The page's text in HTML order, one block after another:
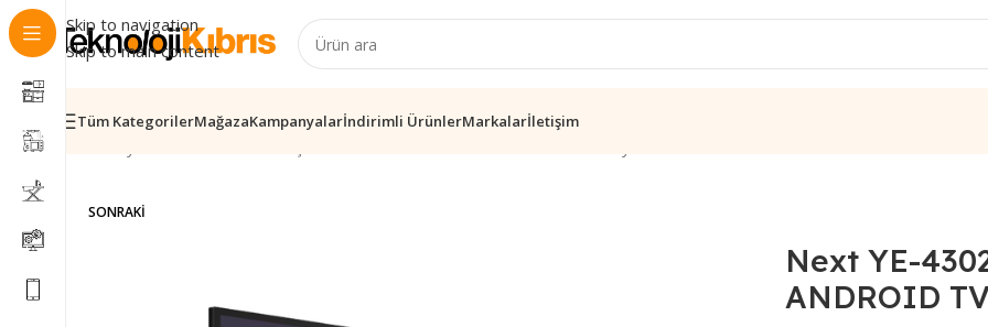
Skip to navigation
Skip to main content
Tüm KategorilerMağazaKampanyalarİndirimli ÜrünlerMarkalarİletişim
SONRAKI
Next YE-
ANDROID